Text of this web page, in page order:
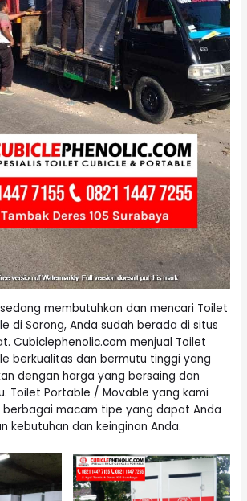
membutuhkan dan mencari Toilet
di Sorong, Anda sudah berada di situs
Cubiclephenolic.com menjual Toilet
berkualitas dan bermutu tinggi yang
dengan harga yang bersaing dan
Toilet Portable / Movable yang kami
berbagai macam tipe yang dapat Anda
kebutuhan dan keinginan Anda.